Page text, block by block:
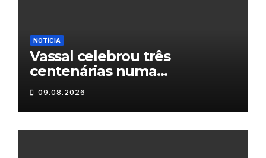
NOTÍCIA
Vassal celebrou três
centenárias numa
homenagem a um século de
histórias
09.08.2026